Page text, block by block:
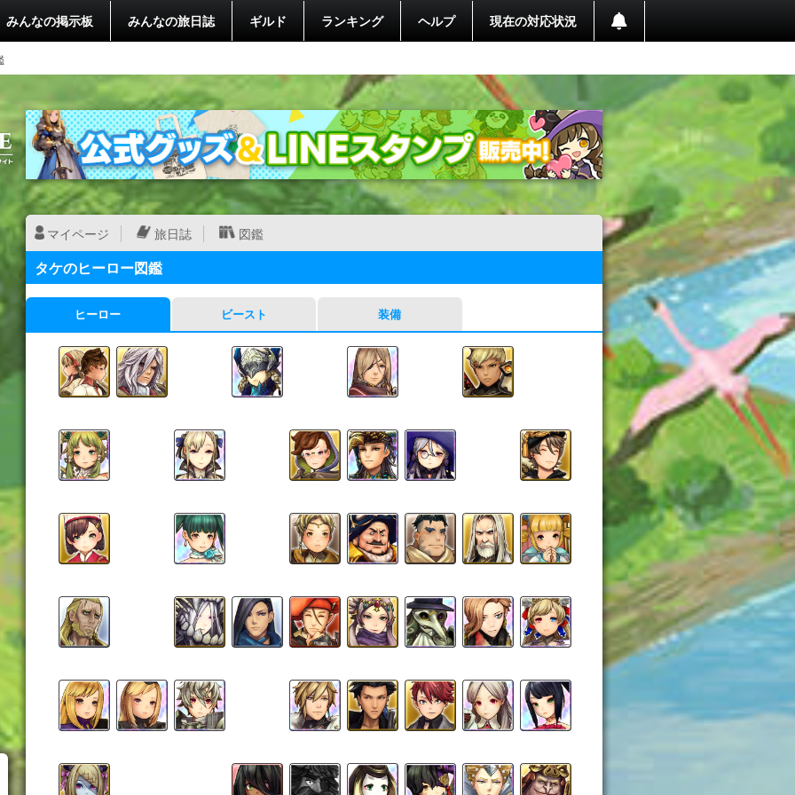
みんなの掲示板 みんなの旅日誌 ギルド ランキング ヘルプ 現在の対応状況
マイページ 旅日誌 図鑑
タケのヒーロー図鑑
ヒーロー ビースト 装備